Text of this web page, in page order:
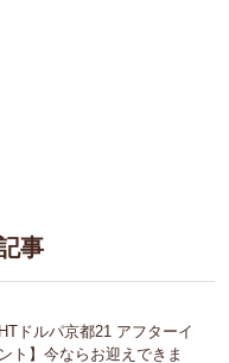
事
HTドルパ京都21 アフターイ
ト】今ならお迎えできま